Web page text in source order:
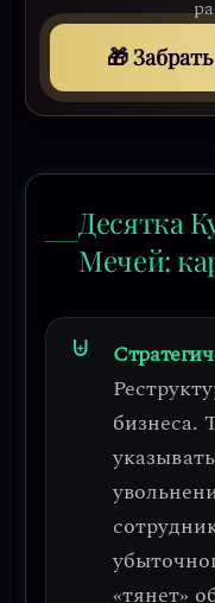
🎁
Десятка
Мечей:
бизнеса.
«тянет»